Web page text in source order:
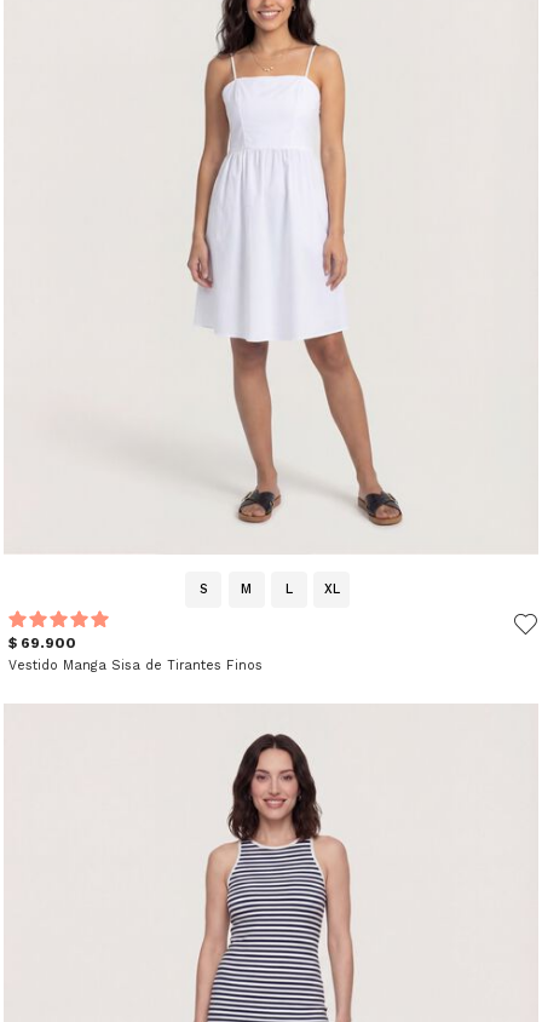
S M L XL
$ 69.900
Vestido Manga Sisa de Tirantes Finos